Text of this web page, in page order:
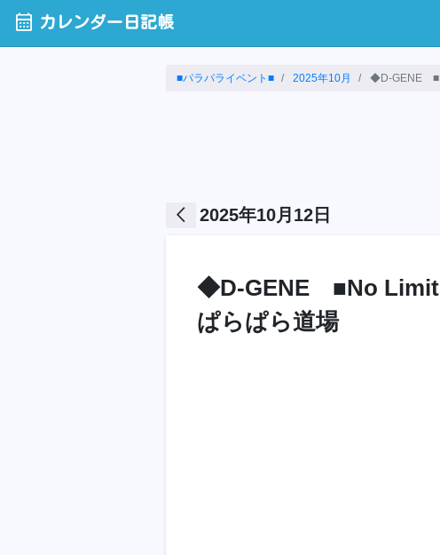
calendar_month カレンダー日記帳
■パラパライベント■ 2025年10月 ◆D-GENE
arrow_back_ios 2025年10月12日
◆D-GENE ■No
ぱらぱら道場